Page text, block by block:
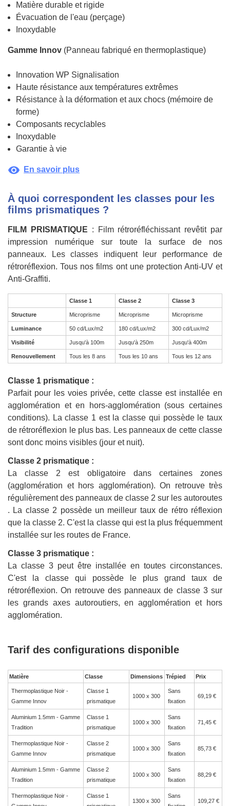
Matière durable et rigide
Évacuation de l'eau (perçage)
Inoxydable
Gamme Innov (Panneau fabriqué en thermoplastique)
Innovation WP Signalisation
Haute résistance aux températures extrêmes
Résistance à la déformation et aux chocs (mémoire de
forme)
Composants recyclables
Inoxydable
Garantie à vie
visibility En savoir plus
À quoi correspondent les classes pour les
films prismatiques ?
FILM PRISMATIQUE : Film rétroréfléchissant revêtit par
impression numérique sur toute la surface de nos
panneaux. Les classes indiquent leur performance de
rétroréflexion. Tous nos films ont une protection Anti-UV et
Anti-Graffiti.
Classe 1 Classe 2 Classe 3
Structure Microprisme Microprisme Microprisme
Luminance 50 cd/Lux/m2 180 cd/Lux/m2 300 cd/Lux/m2
Visibilité Jusqu'à 100m Jusqu'à 250m Jusqu'à 400m
Renouvellement Tous les 8 ans Tous les 10 ans Tous les 12 ans
Classe 1 prismatique :
Parfait pour les voies privée, cette classe est installée en
agglomération et en hors-agglomération (sous certaines
conditions). La classe 1 est la classe qui possède le taux
de rétroréflexion le plus bas. Les panneaux de cette classe
sont donc moins visibles (jour et nuit).
Classe 2 prismatique :
La classe 2 est obligatoire dans certaines zones
(agglomération et hors agglomération). On retrouve très
régulièrement des panneaux de classe 2 sur les autoroutes
. La classe 2 possède un meilleur taux de rétro réflexion
que la classe 2. C'est la classe qui est la plus fréquemment
installée sur les routes de France.
Classe 3 prismatique :
La classe 3 peut être installée en toutes circonstances.
C'est la classe qui possède le plus grand taux de
rétroréflexion. On retrouve des panneaux de classe 3 sur
les grands axes autoroutiers, en agglomération et hors
agglomération.
Tarif des configurations disponible
Matière Classe Dimensions Trépied Prix
Thermoplastique Noir -
Gamme Innov
Classe 1
prismatique
1000 x 300
Sans
fixation
69,19 €
Aluminium 1.5mm - Gamme
Tradition
Classe 1
prismatique
1000 x 300
Sans
fixation
71,45 €
Thermoplastique Noir -
Gamme Innov
Classe 2
prismatique
1000 x 300
Sans
fixation
85,73 €
Aluminium 1.5mm - Gamme
Tradition
Classe 2
prismatique
1000 x 300
Sans
fixation
88,29 €
Thermoplastique Noir -
Classe 1
1300 x 300
Sans
109,27 €